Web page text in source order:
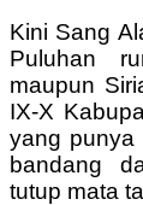
Kini Sang
Puluhan
maupun
IX-X
yang punya
bandang
tutup mata